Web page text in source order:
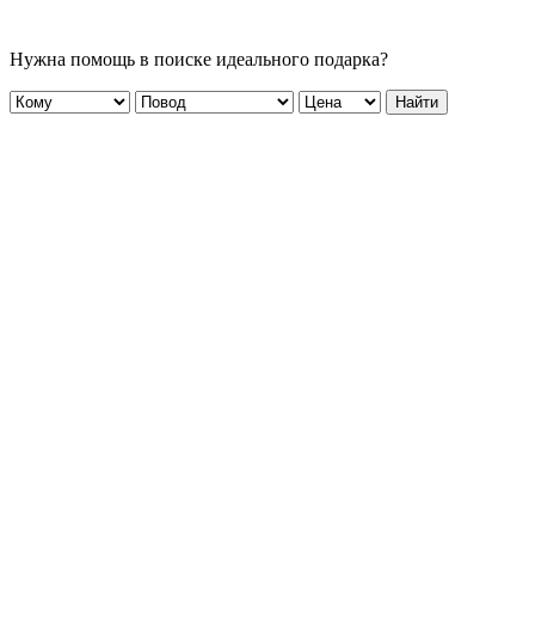
Нужна помощь в поиске идеального подарка?